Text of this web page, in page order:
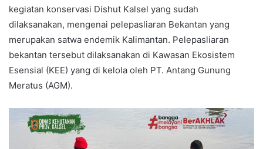
kegiatan konservasi Dishut Kalsel yang sudah
dilaksanakan, mengenai pelepasliaran Bekantan yang
merupakan satwa endemik Kalimantan. Pelepasliaran
bekantan tersebut dilaksanakan di Kawasan Ekosistem
Esensial (KEE) yang di kelola oleh PT. Antang Gunung
Meratus (AGM).